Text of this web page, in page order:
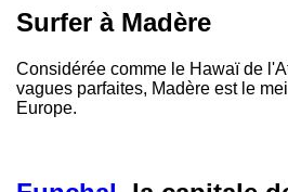
Surfer à Madère
Considérée comme le Hawaï de
vagues parfaites, Madère est le
Europe.